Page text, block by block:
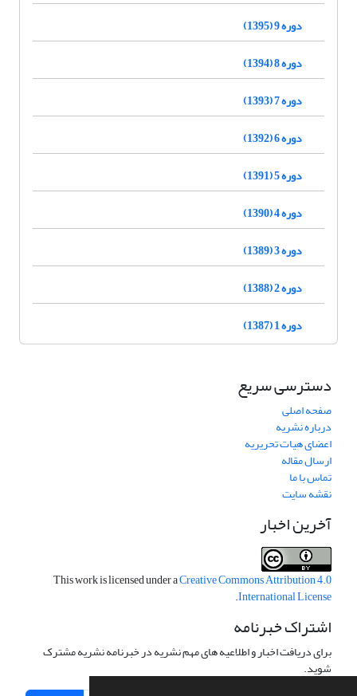
دوره 9 (1395)
دوره 8 (1394)
دوره 7 (1393)
دوره 6 (1392)
دوره 5 (1391)
دوره 4 (1390)
دوره 3 (1389)
دوره 2 (1388)
دوره 1 (1387)
دسترسی سریع
صفحه اصلی
درباره نشریه
اعضای هیات تحریریه
ارسال مقاله
تماس با ما
نقشه سایت
آخرین اخبار
This work is licensed under aCreative Commons Attribution 4.0
International License
.
اشتراک خبرنامه
برای دریافت اخبار و اطلاعیه های مهم نشریه در خبرنامه نشریه مشترک
شوید.